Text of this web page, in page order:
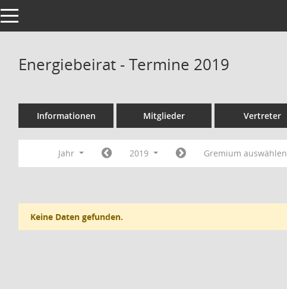
Toggle navigation
Energiebeirat - Termine 2019
Informationen Mitglieder Vertreter
Jahr 2019 Gremium auswählen
Keine Daten gefunden.